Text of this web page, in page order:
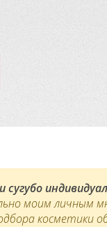
моим личным
косметики